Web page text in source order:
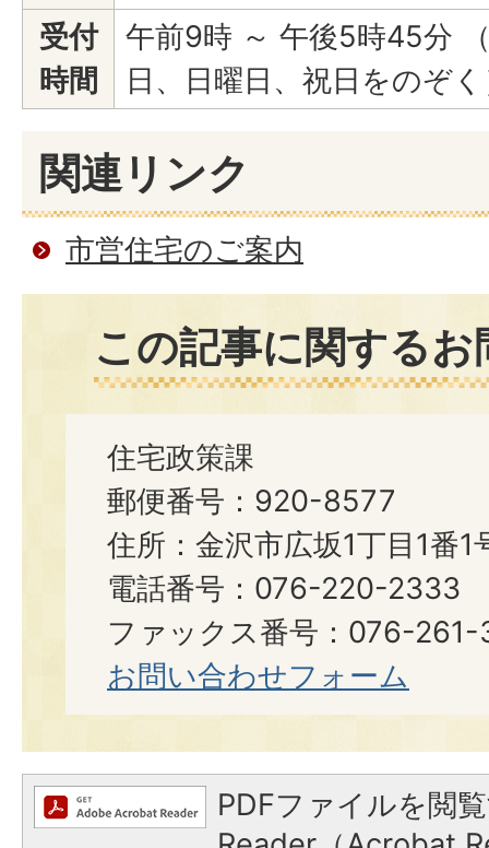
受付
時間
午前9時 ～ 午後5時45分
日、日曜日、祝日をのぞ
関連リンク
市営住宅のご案内
この記事に関する
住宅政策課
郵便番号：920-8577
住所：金沢市広坂1丁目1番1
電話番号：076-220-2333
ファックス番号：076-
お問い合わせフォーム
PDFファイルを閲